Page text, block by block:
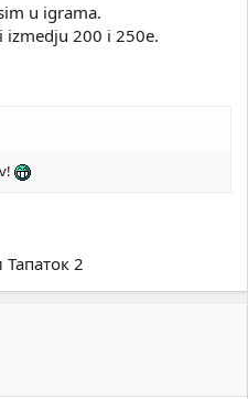
u igrama.
izmedju 200 i 250e.
2